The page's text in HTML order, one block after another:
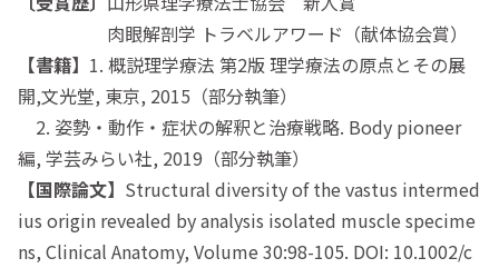
肉眼解剖学 トラベルアワード（献体協会賞）
【書籍】 1. 概説理学療法 第2版 理学療法の原点とその展
開,文光堂, 東京, 2015（部分執筆）
2. 姿勢・動作・症状の解釈と治療戦略. Body pioneer
編, 学芸みらい社, 2019（部分執筆）
【国際論文】 Structural diversity of the vastus intermed
ius origin revealed by analysis isolated muscle specime
ns, Clinical Anatomy, Volume 30:98-105. DOI: 10.1002/c